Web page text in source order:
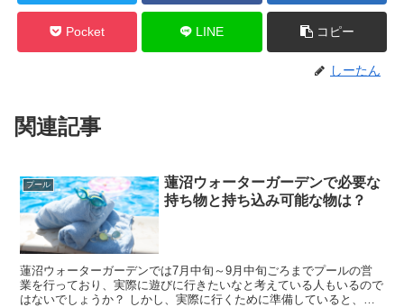
Pocket LINE コピー
しーたん
関連記事
プール
蓮沼ウォーターガーデンで必要な
持ち物と持ち込み可能な物は？
蓮沼ウォーターガーデンでは7月中旬～9月中旬ごろまでプールの営
業を行っており、実際に遊びに行きたいなと考えている人もいるので
はないでしょうか？ しかし、実際に行くために準備していると、